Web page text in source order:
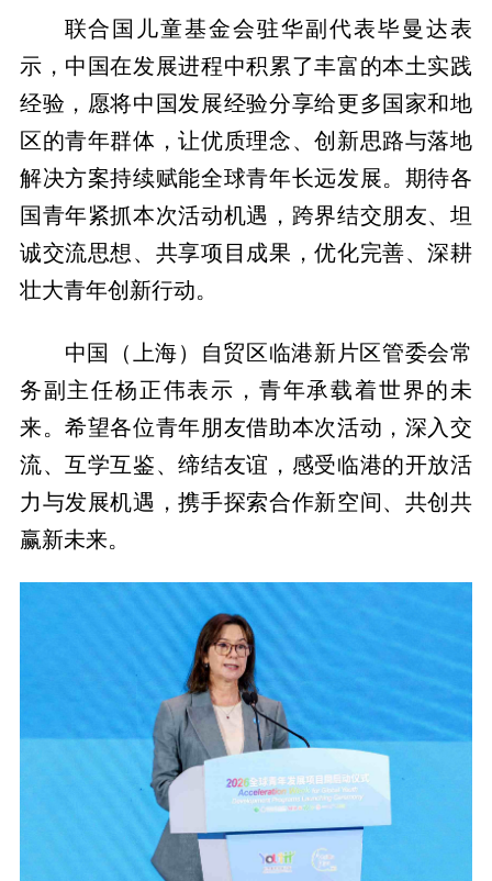
联合国儿童基金会驻华副代表毕曼达表
示，中国在发展进程中积累了丰富的本土实践
经验，愿将中国发展经验分享给更多国家和地
区的青年群体，让优质理念、创新思路与落地
解决方案持续赋能全球青年长远发展。期待各
国青年紧抓本次活动机遇，跨界结交朋友、坦
诚交流思想、共享项目成果，优化完善、深耕
壮大青年创新行动。
中国（上海）自贸区临港新片区管委会常
务副主任杨正伟表示，青年承载着世界的未
来。希望各位青年朋友借助本次活动，深入交
流、互学互鉴、缔结友谊，感受临港的开放活
力与发展机遇，携手探索合作新空间、共创共
赢新未来。